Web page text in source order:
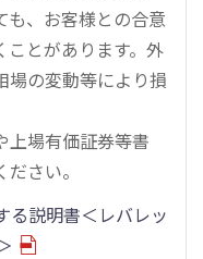
も、お客様との合意
ことがあります。外
場の変動等により損
上場有価証券等書
さい。
る説明書＜レバレッ